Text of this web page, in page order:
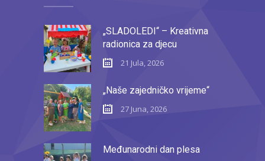
„SLADOLEDI“ – Kreativna
radionica za djecu
21 Jula, 2026
„Naše zajedničko vrijeme“
27 Juna, 2026
Međunarodni dan plesa